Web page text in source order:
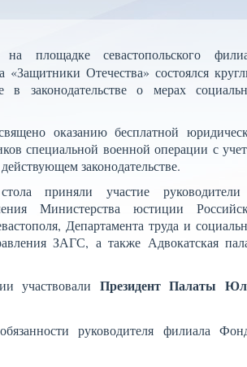
на площадке севастопольского
«Защитники Отечества» состоялся
законодательстве о мерах
оказанию бесплатной
специальной военной операции с
законодательстве.
приняли участие
Министерства юстиции
Департамента труда и
ЗАГС, а также Адвокатская
участвовали Президент Палаты
руководителя филиала